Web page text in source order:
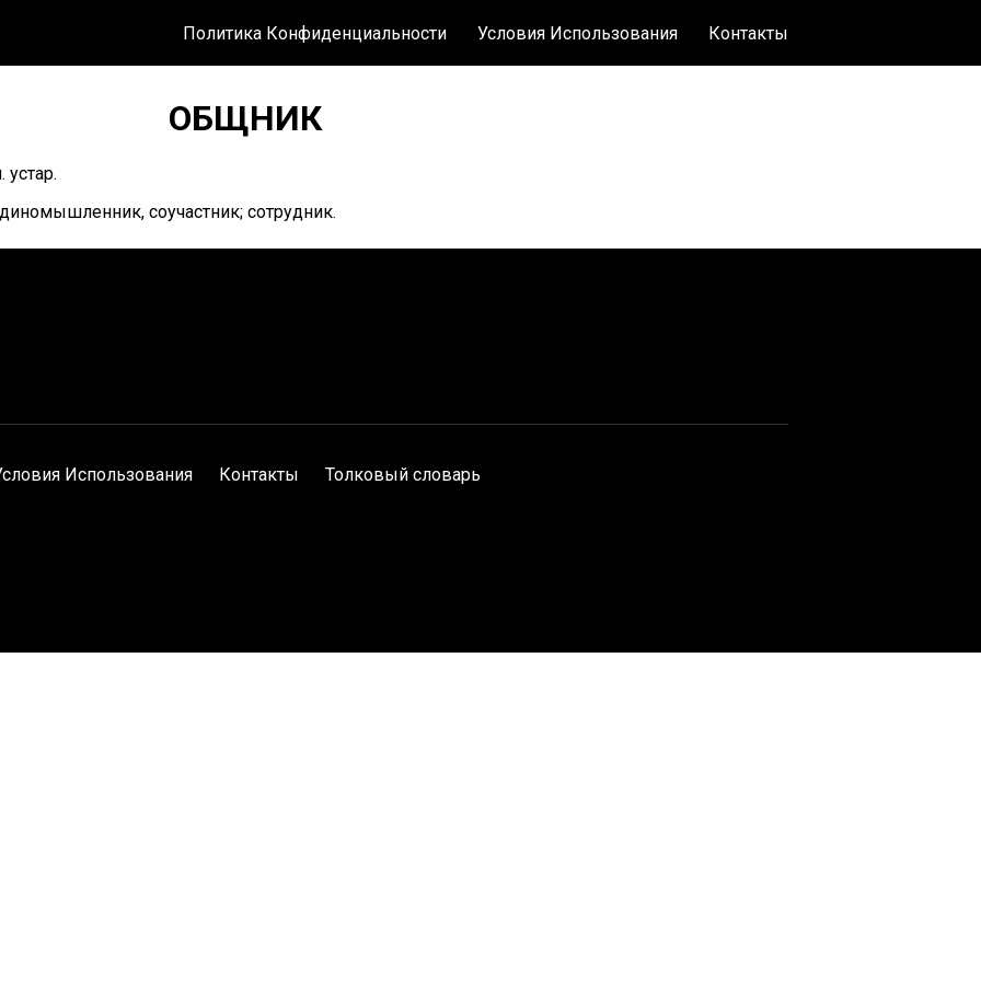
Политика Конфиденциальности Условия Использования Контакты
ОБЩНИК
устар.
соучастник; сотрудник.
Использования Контакты Толковый словарь